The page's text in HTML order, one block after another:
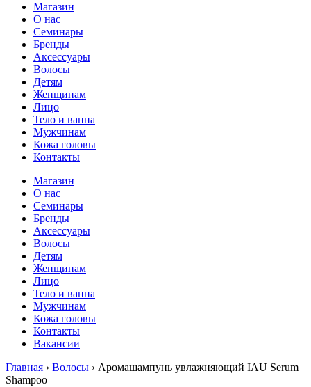
Магазин
О нас
Семинары
Бренды
Аксессуары
Волосы
Детям
Женщинам
Лицо
Тело и ванна
Мужчинам
Кожа головы
Контакты
Магазин
О нас
Семинары
Бренды
Аксессуары
Волосы
Детям
Женщинам
Лицо
Тело и ванна
Мужчинам
Кожа головы
Контакты
Вакансии
Главная › Волосы › Аромашампунь увлажняющий IAU Serum
Shampoo